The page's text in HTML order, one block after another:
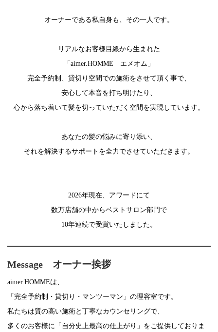
オーナーである私自身も、その一人です。
リアルなお客様目線から生まれた
「aimer.HOMME エメオム」
完全予約制、貸切り空間での施術をさせて頂く事で、
安心して本音を打ち明けたり、
心から落ち着いて髪を切っていただく空間を実現しています。
あなたの髪の悩みに寄り添い、
それを解決するサポートを全力でさせていただきます。
2026年現在、アワードにて
数万店舗の中からベストサロン部門で
10年連続で受賞いたしました。
Message オーナー挨拶
aimer.HOMMEは、
「完全予約制・貸切り・マンツーマン」の理容室です。
私たちは質の高い施術と丁寧なカウンセリングで、
多くのお客様に「自分史上最高の仕上がり」をご提供しておりま